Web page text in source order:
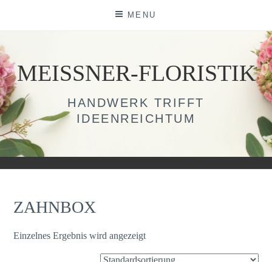
MENU
MEISSNER-FLORISTIK
HANDWERK TRIFFT
IDEENREICHTUM
ZAHNBOX
Einzelnes Ergebnis wird angezeigt